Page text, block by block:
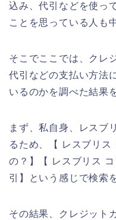
込み、代引などを使っ
ことを思っている人も
そこでここでは、クレ
代引などの支払い方法
いるのかを調べた結果
まず、私自身、レスブ
るため、【 レスブリ
の？】【 レスブリス
引】という感じで検索
その結果、クレジット